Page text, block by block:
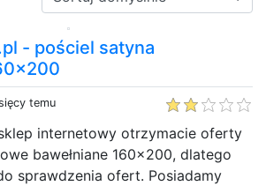
- pościel satyna
temu
internetowy otrzymacie oferty
bawełniane 160x200, dlatego
sprawdzenia ofert. Posiadamy